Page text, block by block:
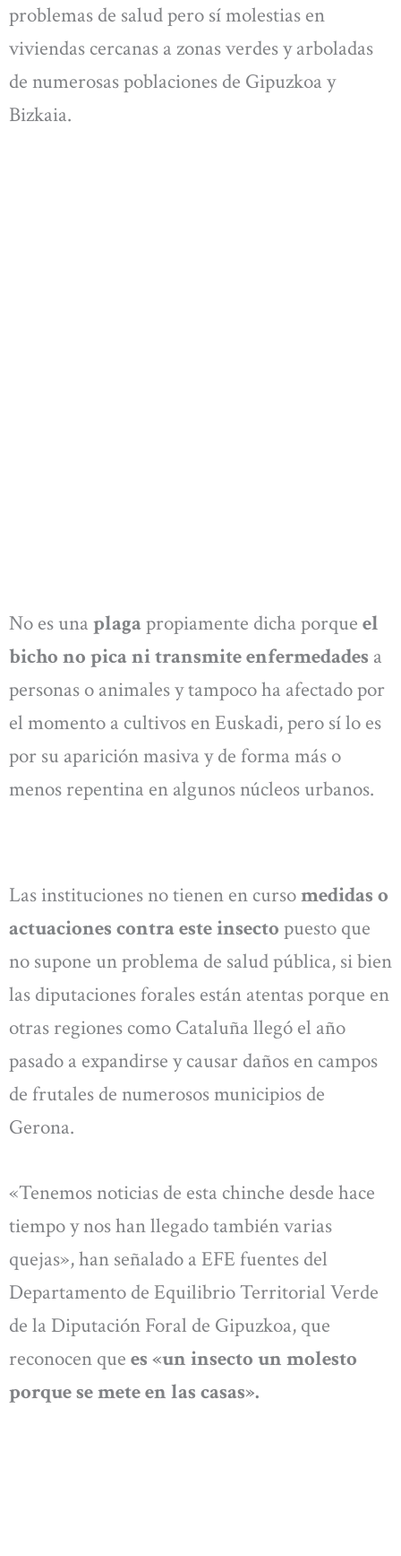
problemas de salud pero sí molestias en
viviendas cercanas a zonas verdes y arboladas
de numerosas poblaciones de Gipuzkoa y
Bizkaia.
No es una plagapropiamente dicha porque el
bicho no pica ni transmite enfermedades a
personas o animales y tampoco ha afectado por
el momento a cultivos en Euskadi, pero sí lo es
por su aparición masiva y de forma más o
menos repentina en algunos núcleos urbanos.
Las instituciones no tienen en cursomedidas o
actuaciones contra este insecto puesto que
no supone un problema de salud pública, si bien
las diputaciones forales están atentas porque en
otras regiones como Cataluña llegó el año
pasado a expandirse y causar daños en campos
de frutales de numerosos municipios de
Gerona.
«Tenemos noticias de esta chinche desde hace
tiempo y nos han llegado también varias
quejas», han señalado a EFE fuentes del
Departamento de Equilibrio Territorial Verde
de la Diputación Foral de Gipuzkoa, que
reconocen que es «un insecto un molesto
porque se mete en las casas».